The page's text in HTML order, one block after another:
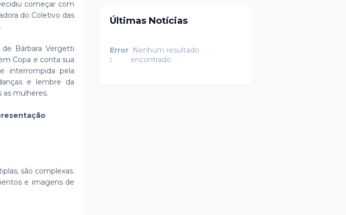
começar com
do Coletivo das
Bárbara Vergetti
Copa e conta sua
interrompida pela
e lembre da
as mulheres.
são complexas.
e imagens de
Últimas Notícias
Error
:
Nenhum resultado
encontrado